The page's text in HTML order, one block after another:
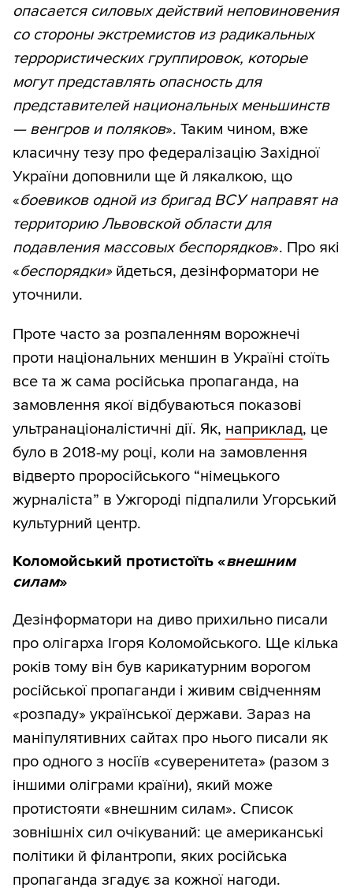
опасается силовых действий неповиновения
со стороны экстремистов из радикальных
террористических группировок, которые
могут представлять опасность для
представителей национальных меньшинств
— венгров и поляков». Таким чином, вже
класичну тезу про федералізацію Західної
України доповнили ще й лякалкою, що
«боевиков одной из бригад ВСУ направят на
территорию Львовской области для
подавления массовых беспорядков». Про які
«беспорядки»йдеться, дезінформатори не
уточнили.
Проте часто за розпаленням ворожнечі
проти національних меншин в Україні стоїть
все та ж сама російська пропаганда, на
замовлення якої відбуваються показові
ультранаціоналістичні дії. Як, наприклад, це
було в 2018-му році, коли на замовлення
відверто проросійського “німецького
журналіста” в Ужгороді підпалили Угорський
культурний центр.
Коломойський протистоїть «внешним
силам»
Дезінформатори на диво прихильно писали
про олігарха Ігоря Коломойського. Ще кілька
років тому він був карикатурним ворогом
російської пропаганди і живим свідченням
«розпаду» української держави. Зараз на
маніпулятивних сайтах про нього писали як
про одного з носіїв «суверенитета» (разом з
іншими оліграми країни), який може
протистояти «внешним силам». Список
зовнішніх сил очікуваний: це американські
політики й філантропи, яких російська
пропаганда згадує за кожної нагоди.